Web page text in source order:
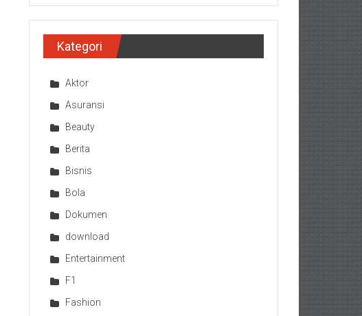
Kategori
Aktor
Asuransi
Beauty
Berita
Bisnis
Bola
Dokumen
download
Entertainment
F1
Fashion